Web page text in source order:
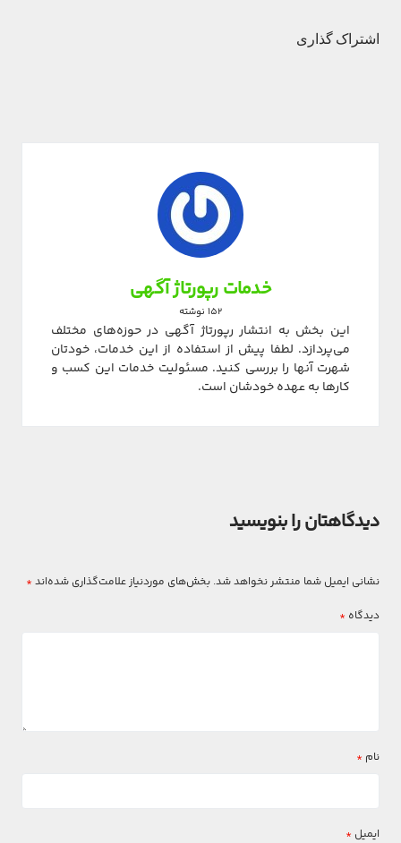
اشتراک گذاری
خدمات رپورتاژ آگهی
152 نوشته
این بخش به انتشار رپورتاژ آگهی در حوزه‌های مختلف
می‌پردازد. لطفا پیش از استفاده از این خدمات، خودتان
شهرت آنها را بررسی کنید. مسئولیت خدمات این کسب و
کارها به عهده خودشان است.
دیدگاهتان را بنویسید
نشانی ایمیل شما منتشر نخواهد شد. بخش‌های موردنیاز علامت‌گذاری شده‌اند *
دیدگاه *
نام *
ایمیل *